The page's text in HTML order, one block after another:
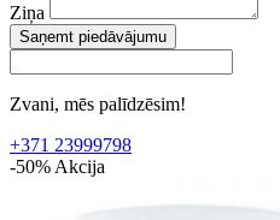
Ziņa
Saņemt piedāvājumu
Zvani, mēs palīdzēsim!
+371 23999798
-50% Akcija